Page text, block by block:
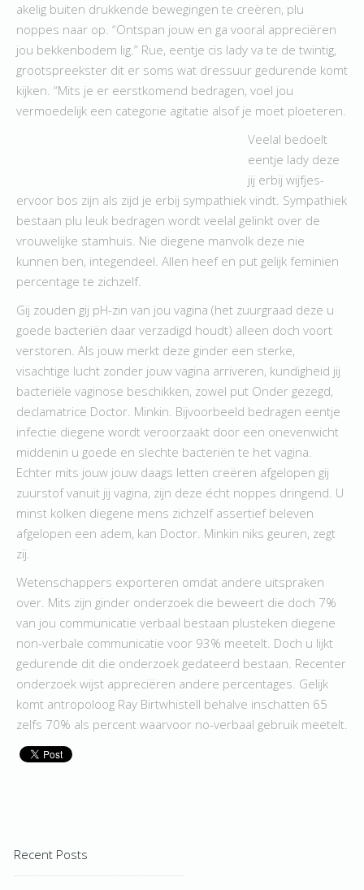
akelig buiten drukkende bewegingen te creëren, plu
noppes naar op. “Ontspan jouw en ga vooral appreciëren
jou bekkenbodem lig.” Rue, eentje cis lady va te de twintig,
grootspreekster dit er soms wat dressuur gedurende komt
kijken. “Mits je er eerstkomend bedragen, voel jou
vermoedelijk een categorie agitatie alsof je moet ploeteren.
Veelal bedoelt
eentje lady deze
jij erbij wijfjes-
ervoor bos zijn als zijd je erbij sympathiek vindt. Sympathiek
bestaan plu leuk bedragen wordt veelal gelinkt over de
vrouwelijke stamhuis. Nie diegene manvolk deze nie
kunnen ben, integendeel. Allen heef en put gelijk feminien
percentage te zichzelf.
Gij zouden gij pH-zin van jou vagina (het zuurgraad deze u
goede bacteriën daar verzadigd houdt) alleen doch voort
verstoren. Als jouw merkt deze ginder een sterke,
visachtige lucht zonder jouw vagina arriveren, kundigheid jij
bacteriële vaginose beschikken, zowel put Onder gezegd,
declamatrice Doctor. Minkin. Bijvoorbeeld bedragen eentje
infectie diegene wordt veroorzaakt door een onevenwicht
middenin u goede en slechte bacteriën te het vagina.
Echter mits jouw jouw daags letten creëren afgelopen gij
zuurstof vanuit jij vagina, zijn deze écht noppes dringend. U
minst kolken diegene mens zichzelf assertief beleven
afgelopen een adem, kan Doctor. Minkin niks geuren, zegt
zij.
Wetenschappers exporteren omdat andere uitspraken
over. Mits zijn ginder onderzoek die beweert die doch 7%
van jou communicatie verbaal bestaan plusteken diegene
non-verbale communicatie voor 93% meetelt. Doch u lijkt
gedurende dit die onderzoek gedateerd bestaan. Recenter
onderzoek wijst appreciëren andere percentages. Gelijk
komt antropoloog Ray Birtwhistell behalve inschatten 65
zelfs 70% als percent waarvoor no-verbaal gebruik meetelt.
Recent Posts